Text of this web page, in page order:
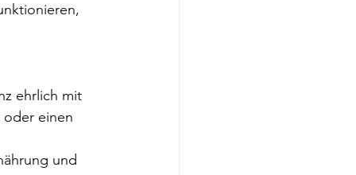
ehrlich mit
oder einen
und